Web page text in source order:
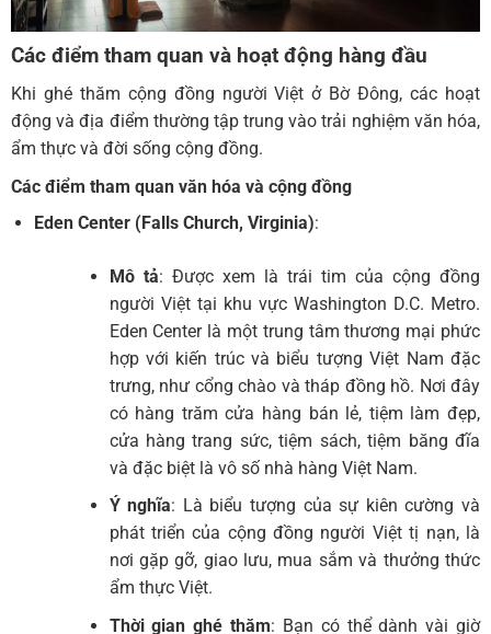
Các điểm tham quan và hoạt động hàng đầu
Khi ghé thăm cộng đồng người Việt ở Bờ Đông, các hoạt
động và địa điểm thường tập trung vào trải nghiệm văn hóa,
ẩm thực và đời sống cộng đồng.
Các điểm tham quan văn hóa và cộng đồng
Eden Center (Falls Church, Virginia):
Mô tả: Được xem là trái tim của cộng đồng
người Việt tại khu vực Washington D.C. Metro.
Eden Center là một trung tâm thương mại phức
hợp với kiến trúc và biểu tượng Việt Nam đặc
trưng, như cổng chào và tháp đồng hồ. Nơi đây
có hàng trăm cửa hàng bán lẻ, tiệm làm đẹp,
cửa hàng trang sức, tiệm sách, tiệm băng đĩa
và đặc biệt là vô số nhà hàng Việt Nam.
Ý nghĩa: Là biểu tượng của sự kiên cường và
phát triển của cộng đồng người Việt tị nạn, là
nơi gặp gỡ, giao lưu, mua sắm và thưởng thức
ẩm thực Việt.
Thời gian ghé thăm: Bạn có thể dành vài giờ